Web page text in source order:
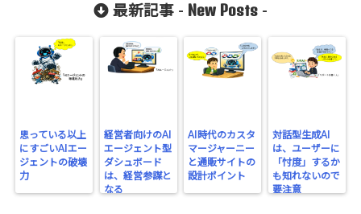
最新記事 - New Posts -
思っている以上
にすごいAIエー
ジェントの破壊
力
経営者向けのAI
エージェント型
ダシュボード
は、経営参謀と
なる
AI時代のカスタ
マージャーニー
と通販サイトの
設計ポイント
対話型生成AI
は、ユーザーに
「忖度」するか
も知れないので
要注意